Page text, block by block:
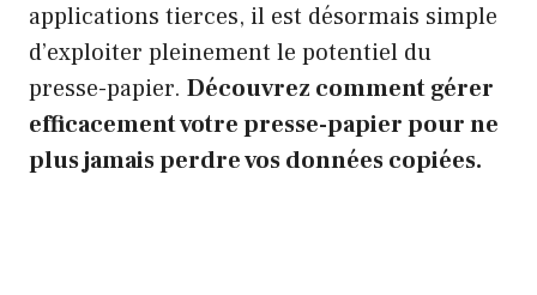
applications tierces, il est désormais simple
d’exploiter pleinement le potentiel du
presse-papier. Découvrez comment gérer
efficacement votre presse-papier pour ne
plus jamais perdre vos données copiées.